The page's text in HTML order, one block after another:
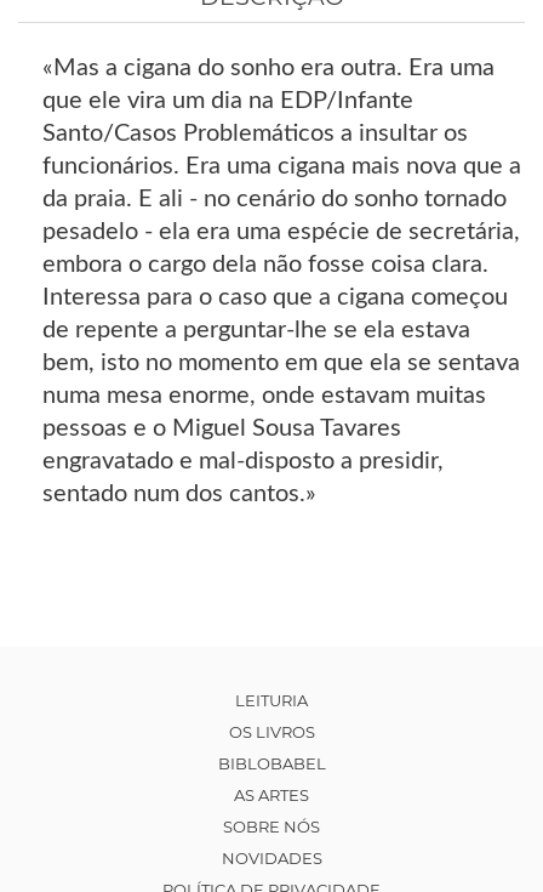
«Mas a cigana do sonho era outra. Era uma
que ele vira um dia na EDP/Infante
Santo/Casos Problemáticos a insultar os
funcionários. Era uma cigana mais nova que a
da praia. E ali - no cenário do sonho tornado
pesadelo - ela era uma espécie de secretária,
embora o cargo dela não fosse coisa clara.
Interessa para o caso que a cigana começou
de repente a perguntar-lhe se ela estava
bem, isto no momento em que ela se sentava
numa mesa enorme, onde estavam muitas
pessoas e o Miguel Sousa Tavares
engravatado e mal-disposto a presidir,
sentado num dos cantos.»
LEITURIA
OS LIVROS
BIBLOBABEL
AS ARTES
SOBRE NÓS
NOVIDADES